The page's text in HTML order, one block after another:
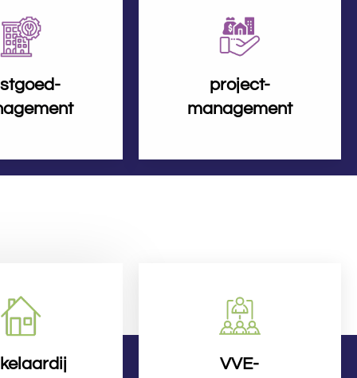
project-
management
VVE-